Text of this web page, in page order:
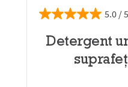
5.0
Detergent